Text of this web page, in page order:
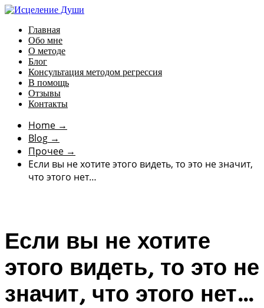
Главная
Обо мне
О методе
Блог
Консультация методом регрессия
В помощь
Отзывы
Контакты
Home →
Blog →
Прочее →
Если вы не хотите этого видеть, то это не значит,
что этого нет…
Если вы не хотите
этого видеть, то это не
значит, что этого нет…